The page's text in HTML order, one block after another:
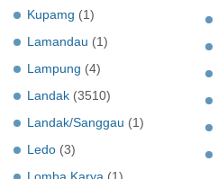
Kupamg (1)
Lamandau (1)
Lampung (4)
Landak (3510)
Landak/Sanggau (1)
Ledo (3)
Lomba Karya (1)